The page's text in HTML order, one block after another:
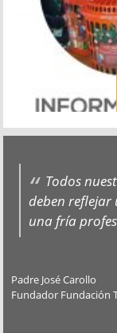
Todos
deben reflejar
una fría
Padre José Carollo
Fundador Fundación